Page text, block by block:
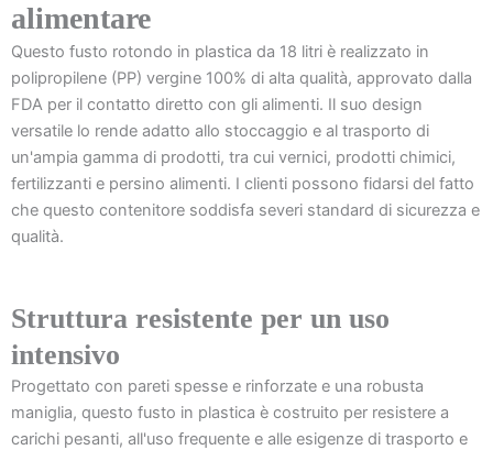
alimentare
Questo fusto rotondo in plastica da 18 litri è realizzato in
polipropilene (PP) vergine 100% di alta qualità, approvato dalla
FDA per il contatto diretto con gli alimenti. Il suo design
versatile lo rende adatto allo stoccaggio e al trasporto di
un'ampia gamma di prodotti, tra cui vernici, prodotti chimici,
fertilizzanti e persino alimenti. I clienti possono fidarsi del fatto
che questo contenitore soddisfa severi standard di sicurezza e
qualità.
Struttura resistente per un uso
intensivo
Progettato con pareti spesse e rinforzate e una robusta
maniglia, questo fusto in plastica è costruito per resistere a
carichi pesanti, all'uso frequente e alle esigenze di trasporto e